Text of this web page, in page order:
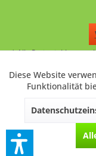
* Alle Preise inkl.
Durchgestrichene
der letzten 30
geforderten
© 2026 © 2020
Funktionale
Marketing
Tracking
Diese Website
Funktionalität